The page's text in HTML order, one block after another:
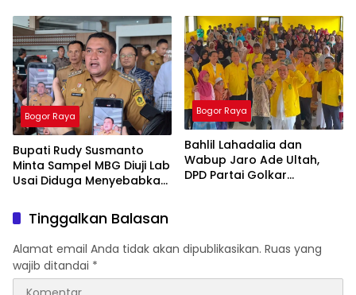
Jasinga
Bogor Raya
Bupati Rudy Susmanto
Minta Sampel MBG Diuji Lab
Usai Diduga Menyebabkan
SDN Ciherang 01 Dramaga
Bogor Raya
Bahlil Lahadalia dan
Wabup Jaro Ade Ultah,
DPD Partai Golkar
Tinggalkan Balasan
Alamat email Anda tidak akan dipublikasikan. Ruas yang
wajib ditandai *